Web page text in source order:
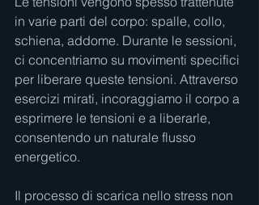
in varie parti del corpo: spalle, collo,
schiena, addome. Durante le sessioni,
ci concentriamo su movimenti specifici
per liberare queste tensioni. Attraverso
esercizi mirati, incoraggiamo il corpo a
esprimere le tensioni e a liberarle,
consentendo un naturale flusso
energetico.
Il processo di scarica nello stress non